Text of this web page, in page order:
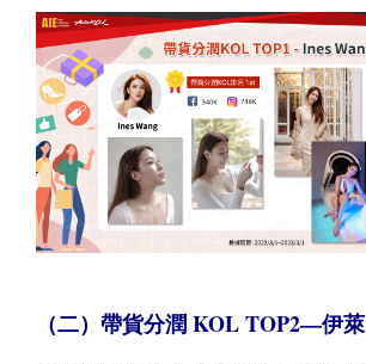
（二）帶貨分潤 KOL TOP2—伊萊